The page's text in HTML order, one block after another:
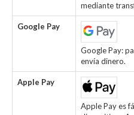
mediante
Google Pay
Google Pay:
envía dinero.
Apple Pay
Apple Pay es